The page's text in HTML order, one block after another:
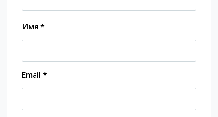
Имя *
Email *